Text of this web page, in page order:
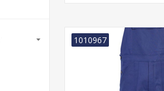
1010967